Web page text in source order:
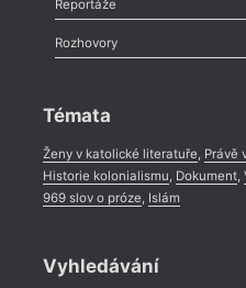
Méně slov o próze,Celá
Reportáže
Literární zítřky
Celá rubrika
Rozhovory
Témata
Ženy v katolické literatuře, Právě
Historie kolonialismu, Dokument,
969 slov o próze, Islám
Vyhledávání